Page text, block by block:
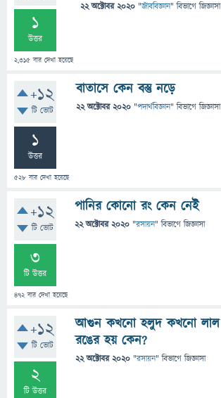
1
উত্তর
2,315 বার দেখা হয়েছে
22 অক্টোবর 2020 "জীববিজ্ঞান" বিভাগে জিজ্ঞাসা
+12
টি ভোট
1
উত্তর
528 বার দেখা হয়েছে
বাতাসে কেন বস্তু নড়ে
22 অক্টোবর 2020 "পদার্থবিজ্ঞান" বিভাগে জিজ্ঞাসা
+12
টি ভোট
3
টি উত্তর
472বার দেখা হয়েছে
পানির কোনো রং কেন নেই
22 অক্টোবর 2020 "রসায়ন" বিভাগে জিজ্ঞাসা
+12
টি ভোট
2
টি উত্তর
আগুন কখনো হলুদ কখনো লাল
রঙের হয় কেন?
22 অক্টোবর 2020 "রসায়ন" বিভাগে জিজ্ঞাসা